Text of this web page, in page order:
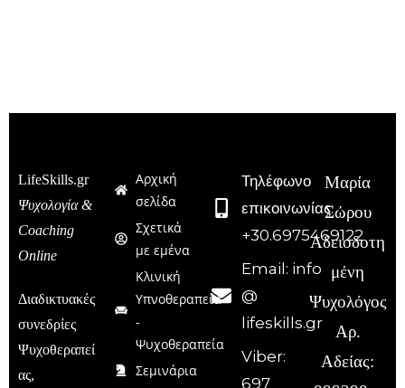
LifeSkills.gr
Ψυχολογία &
Coaching
Online
Διαδικτυακές
συνεδρίες
Ψυχοθεραπεί
ας,
Αρχική
σελίδα
Σχετικά
με εμένα
Κλινική
Υπνοθεραπεία
-
Ψυχοθεραπεία
Σεμινάρια
Τηλέφωνο
επικοινωνίας:
+30.6975469122
Email: info
@
lifeskills.gr
Viber:
697
Μαρία
Σώρου
Αδειοδοτη
μένη
Ψυχολόγος
Αρ.
Αδείας: